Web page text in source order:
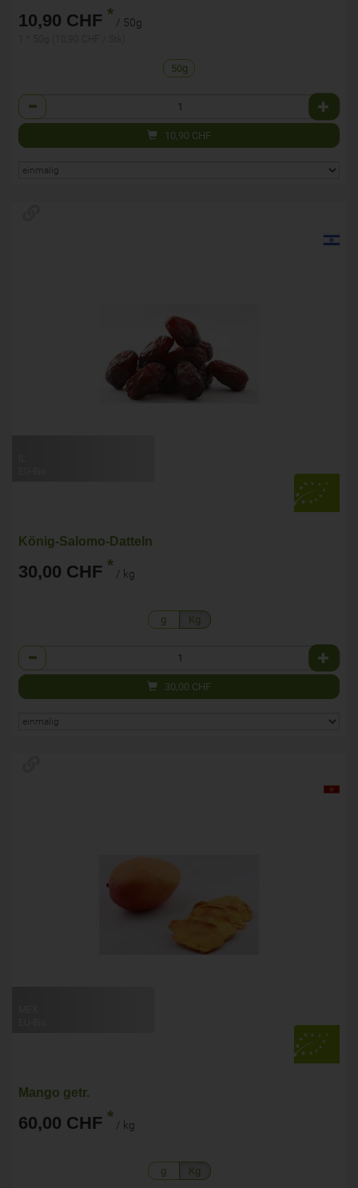
10,90 CHF * / 50g
50g
Anzahl
10,90 CHF
König-Salomo-Datteln
30,00 CHF * / kg
g Kg
Anzahl
30,00 CHF
Mango getr.
60,00 CHF * / kg
g Kg